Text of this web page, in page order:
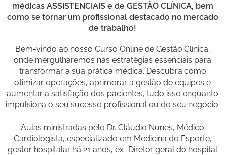
médicas ASSISTENCIAIS e de GESTÃO CLÍNICA, bem
como se tornar um profissional destacado no mercado
de trabalho!
Bem-vindo ao nosso Curso Online de Gestão Clínica,
onde mergulharemos nas estratégias essenciais para
transformar a sua prática médica. Descubra como
otimizar operações, aprimorar a gestão de equipes e
aumentar a satisfação dos pacientes, tudo isso enquanto
impulsiona o seu sucesso profissional ou do seu negócio.
Aulas ministradas pelo Dr. Cláudio Nunes, Médico
Cardiologista, especializado em Medicina do Esporte,
gestor hospitalar há 21 anos, ex–Diretor geral do hospital